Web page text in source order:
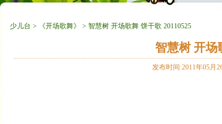
少儿台 > 《开场歌舞》 > 智慧树 开场歌舞 饼干歌 20110525
智慧树 开场
发布时间:2011年05月